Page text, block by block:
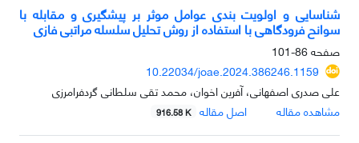
شناسایی و اولویت بندی عوامل موثر بر پیشگیری و مقابله با
سوانح فرودگاهی با استفاده از روش تحلیل سلسله مراتبی فازی
صفحه86-101
10.22034/joae.2024.386246.1159
علی صدری اصفهانی، آفرین اخوان، محمد تقی سلطانی گردفرامرزی
مشاهده مقاله
اصل مقاله 916.58 K